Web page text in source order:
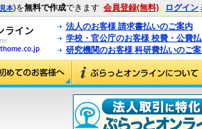
見本)を無料で作成できます 会員登録(無料) ログイン
法人のお客様 請求書払いのご案内
学校・官公庁のお客様 校費・公費
研究機関のお客様 科研費払いのご